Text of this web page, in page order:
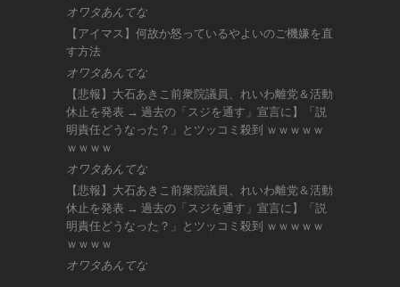
オワタあんてな
【アイマス】何故か怒っているやよいのご機嫌を直
す方法
オワタあんてな
【悲報】大石あきこ前衆院議員、れいわ離党＆活動
休止を発表 → 過去の「スジを通す」宣言に】「説
明責任どうなった？」とツッコミ殺到 ｗｗｗｗｗ
ｗｗｗｗ
オワタあんてな
【悲報】大石あきこ前衆院議員、れいわ離党＆活動
休止を発表 → 過去の「スジを通す」宣言に】「説
明責任どうなった？」とツッコミ殺到 ｗｗｗｗｗ
ｗｗｗｗ
オワタあんてな